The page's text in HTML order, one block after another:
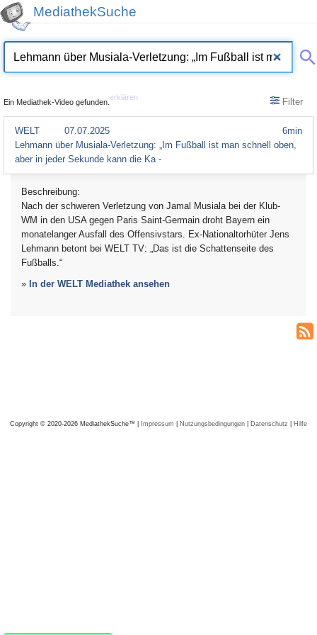
MediathekSuche
Ein Mediathek-Video gefunden.
erklären Filter
6min
WELT
07.07.2025
Lehmann über Musiala-Verletzung: „Im Fußball ist man schnell oben,
aber in jeder Sekunde kann die Ka -
Beschreibung:
Nach der schweren Verletzung von Jamal Musiala bei der Klub-
WM in den USA gegen Paris Saint-Germain droht Bayern ein
monatelanger Ausfall des Offensivstars. Ex-Nationaltorhüter Jens
Lehmann betont bei WELT TV: „Das ist die Schattenseite des
Fußballs.“
» In der WELT Mediathek ansehen
Copyright © 2020-2026 MediathekSuche™ | Impressum | Nutzungsbedingungen | Datenschutz | Hilfe